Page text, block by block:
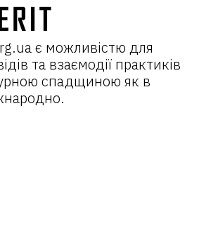
є можливістю для
та взаємодії практиків
спадщиною як в